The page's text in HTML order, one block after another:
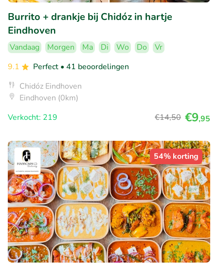
Burrito + drankje bij Chidóz in hartje
Eindhoven
Vandaag Morgen Ma Di Wo Do
Vr
9.1
Perfect • 41 beoordelingen
Chidóz Eindhoven
Eindhoven (0km)
Verkocht: 219
€14,50 €9,95
54% korting